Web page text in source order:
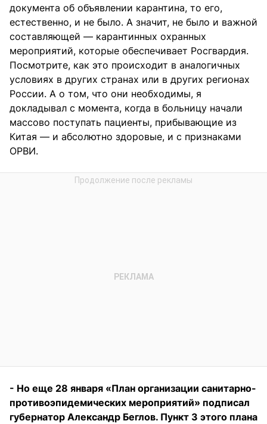
документа об объявлении карантина, то его,
естественно, и не было. А значит, не было и важной
составляющей — карантинных охранных
мероприятий, которые обеспечивает Росгвардия.
Посмотрите, как это происходит в аналогичных
условиях в других странах или в других регионах
России. А о том, что они необходимы, я
докладывал с момента, когда в больницу начали
массово поступать пациенты, прибывающие из
Китая — и абсолютно здоровые, и с признаками
ОРВИ.
- Но еще 28 января «План организации санитарно-
противоэпидемических мероприятий» подписал
губернатор Александр Беглов. Пункт 3 этого плана